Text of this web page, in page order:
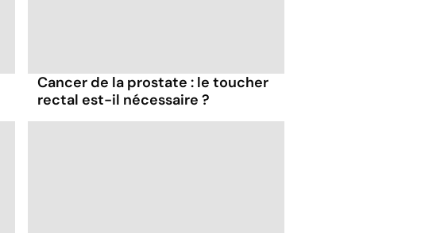
Cancer de la prostate : le toucher
rectal est-il nécessaire ?